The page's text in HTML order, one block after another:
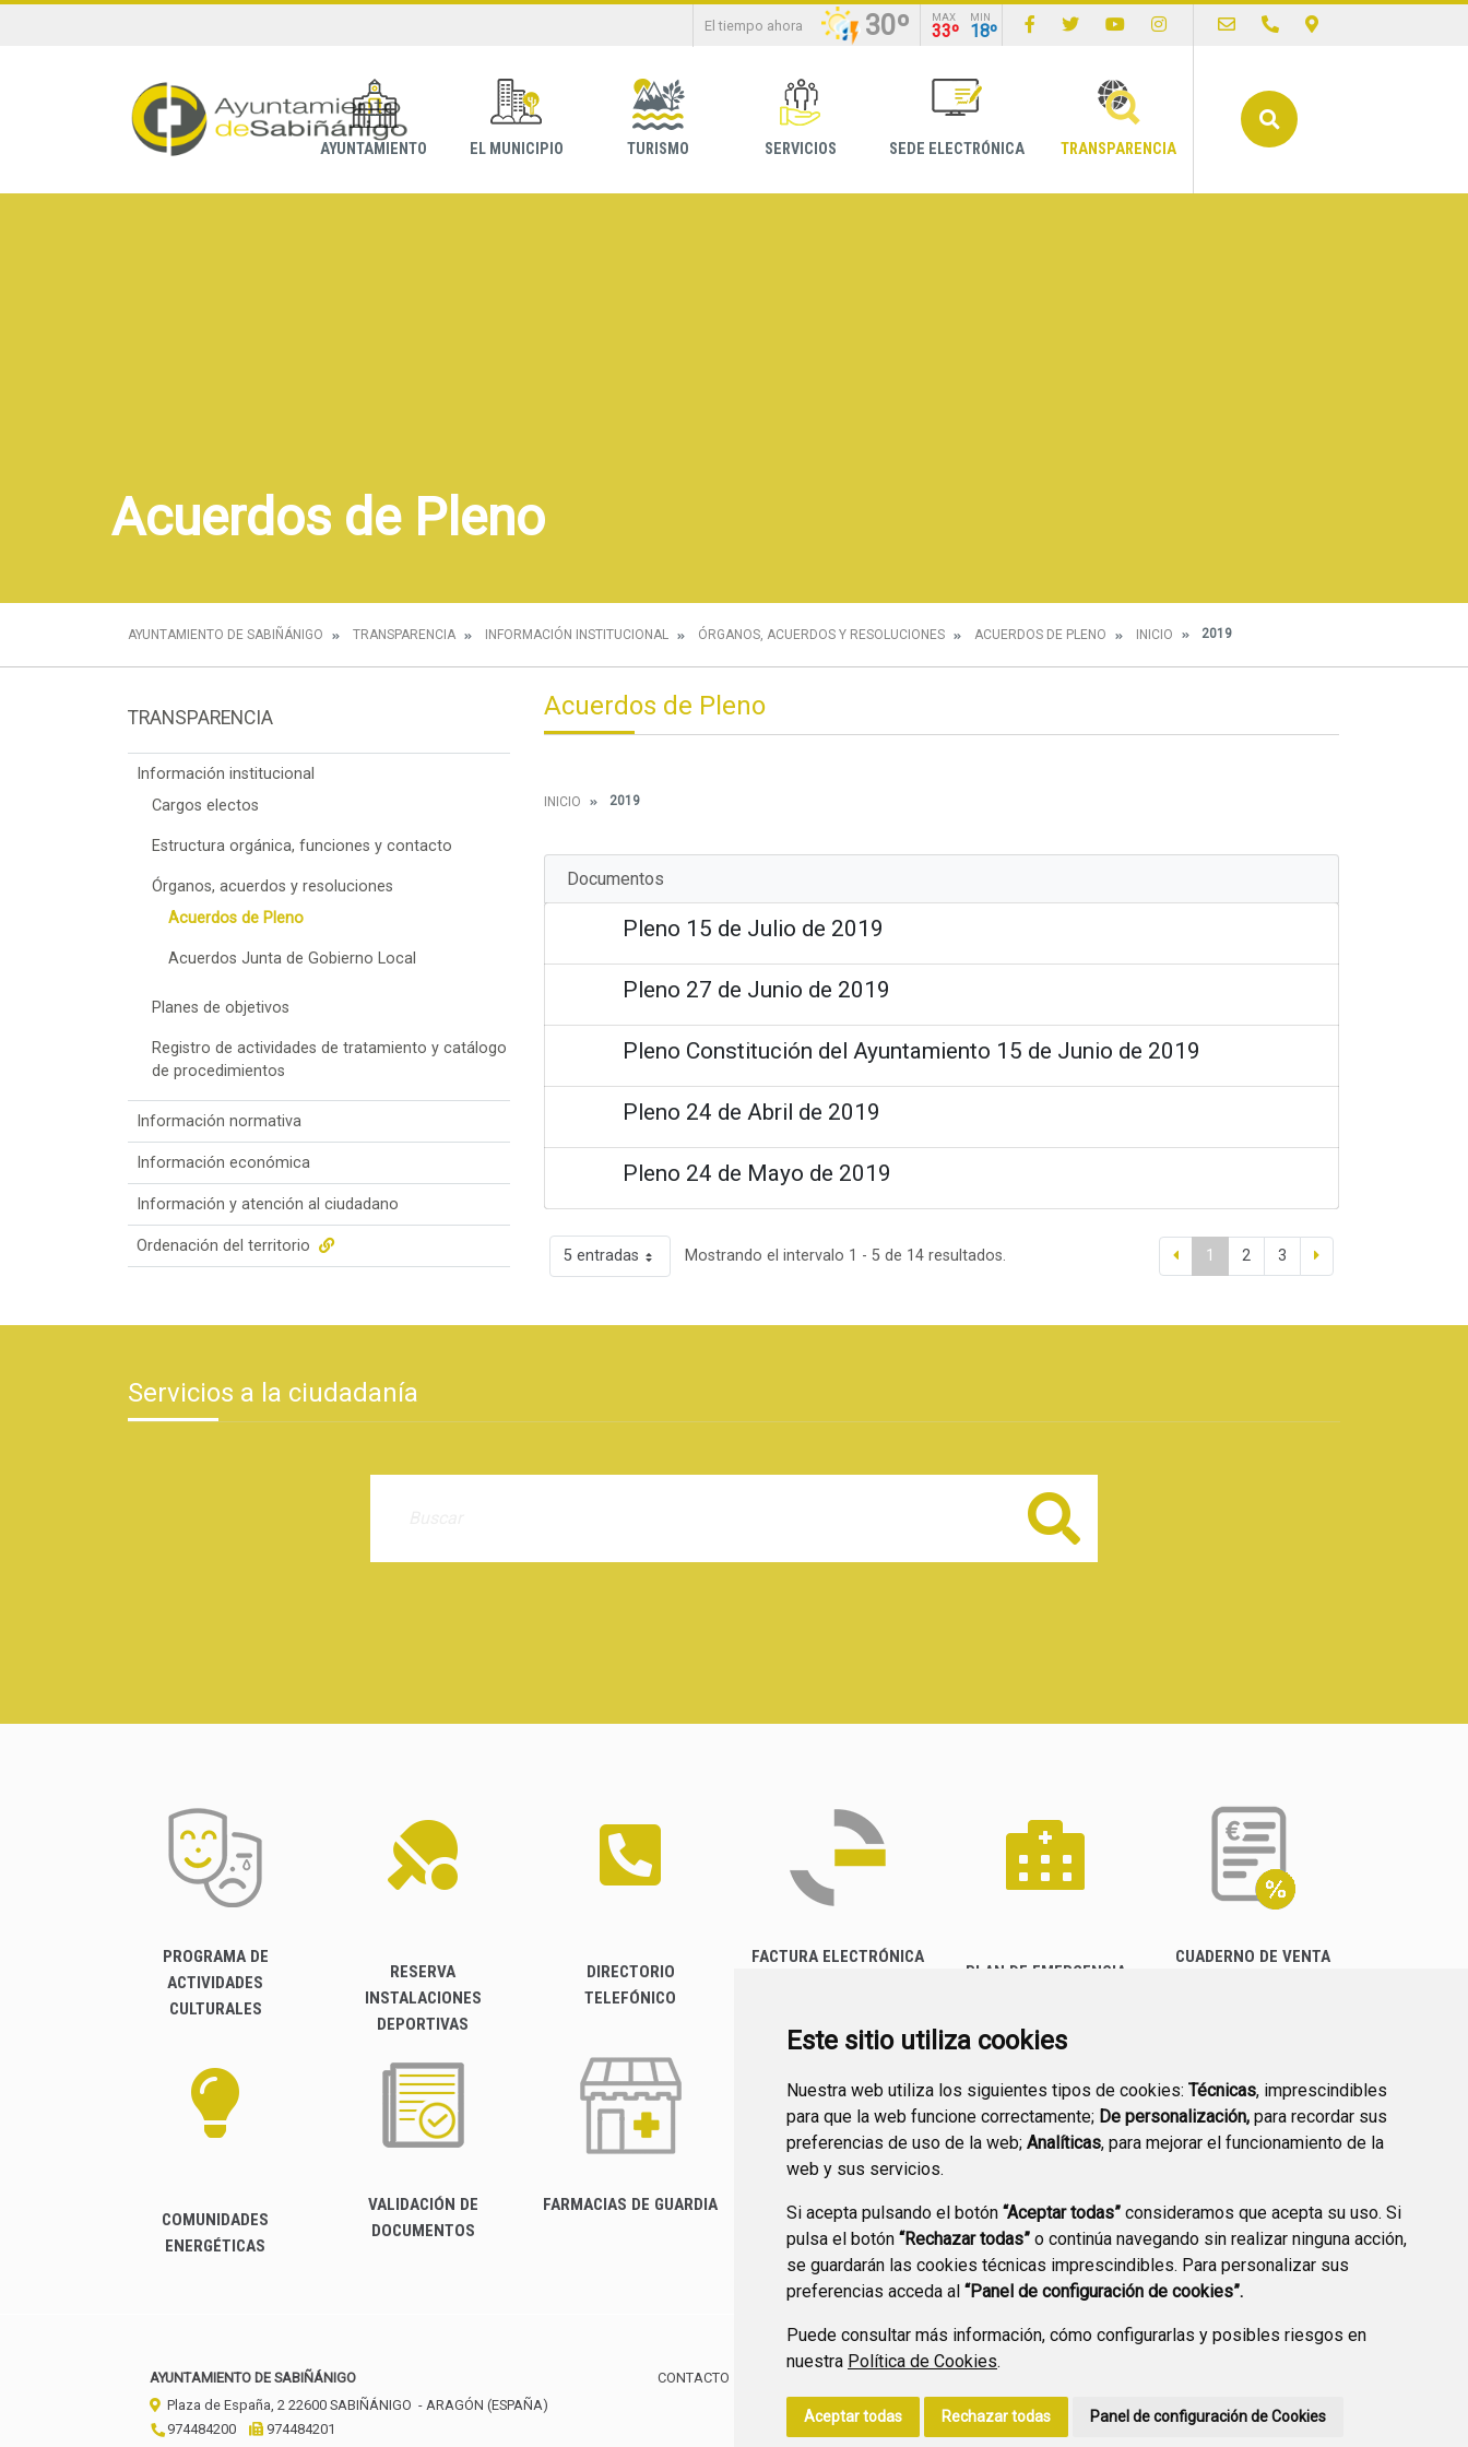
Este sitio utiliza cookies
Nuestra web utiliza los siguientes tipos de cookies: Técnicas, imprescindibles
para que la web funcione correctamente; De personalización, para recordar sus
preferencias de uso de la web; Analíticas, para mejorar el funcionamiento de la
web y sus servicios.
Si acepta pulsando el botón “Aceptar todas” consideramos que acepta su uso. Si
pulsa el botón “Rechazar todas” o continúa navegando sin realizar ninguna acción,
se guardarán las cookies técnicas imprescindibles. Para personalizar sus
preferencias acceda al “Panel de configuración de cookies”.
Puede consultar más información, cómo configurarlas y posibles riesgos en
nuestra Política de Cookies.
Aceptar todas Rechazar todas Panel de configuración de Cookies
El tiempo ahora 30º MAX
33º
MIN
18º
AYUNTAMIENTO EL MUNICIPIO TURISMO SERVICIOS SEDE ELECTRÓNICA TRANSPARENCIA
Acuerdos de Pleno
AYUNTAMIENTO DE SABIÑÁNIGO TRANSPARENCIA INFORMACIÓN INSTITUCIONAL ÓRGANOS, ACUERDOS Y RESOLUCIONES ACUERDOS DE PLENO INICIO 2019
TRANSPARENCIA
Información institucional
Cargos electos
Estructura orgánica, funciones y contacto
Órganos, acuerdos y resoluciones
Acuerdos de Pleno
Acuerdos Junta de Gobierno Local
Planes de objetivos
Registro de actividades de tratamiento y catálogo
de procedimientos
Información normativa
Información económica
Información y atención al ciudadano
Ordenación del territorio
Acuerdos de Pleno
INICIO 2019
Documentos
Pleno 15 de Julio de 2019
Pleno 27 de Junio de 2019
Pleno Constitución del Ayuntamiento 15 de Junio de 2019
Pleno 24 de Abril de 2019
Pleno 24 de Mayo de 2019
5 entradas Mostrando el intervalo 1 - 5 de 14 resultados. 1 2 3
Servicios a la ciudadanía
Buscar
PROGRAMA DE
ACTIVIDADES
CULTURALES
RESERVA
INSTALACIONES
DEPORTIVAS
DIRECTORIO
TELEFÓNICO
FACTURA ELECTRÓNICA
PLAN DE EMERGENCIA
CUADERNO DE VENTA
COMUNIDADES
ENERGÉTICAS
VALIDACIÓN DE
DOCUMENTOS
FARMACIAS DE GUARDIA
CANAL YOUTUBE
PREGUNTAS
FRECUENTES
PLAN DE ACCIÓN LOCAL
2030
AYUNTAMIENTO DE SABIÑÁNIGO
Plaza de España, 2 22600 SABIÑÁNIGO - ARAGÓN (ESPAÑA)
974484200
974484201
CONTACTO